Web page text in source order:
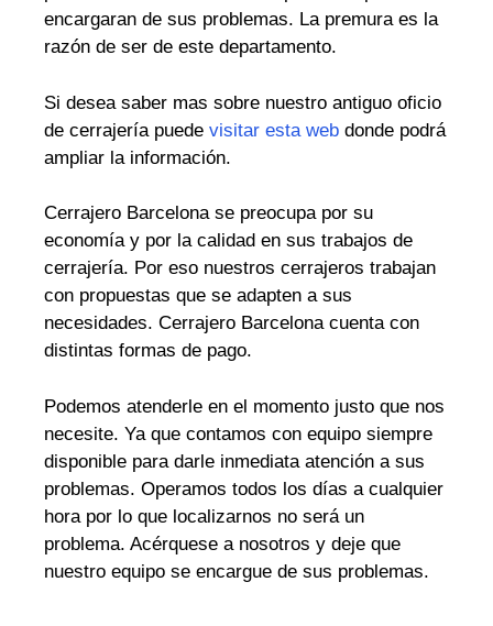
encargaran de sus problemas. La premura es la
razón de ser de este departamento.
Si desea saber mas sobre nuestro antiguo oficio
de cerrajería puede visitar esta web donde podrá
ampliar la información.
Cerrajero Barcelona se preocupa por su
economía y por la calidad en sus trabajos de
cerrajería. Por eso nuestros cerrajeros trabajan
con propuestas que se adapten a sus
necesidades. Cerrajero Barcelona cuenta con
distintas formas de pago.
Podemos atenderle en el momento justo que nos
necesite. Ya que contamos con equipo siempre
disponible para darle inmediata atención a sus
problemas. Operamos todos los días a cualquier
hora por lo que localizarnos no será un
problema. Acérquese a nosotros y deje que
nuestro equipo se encargue de sus problemas.